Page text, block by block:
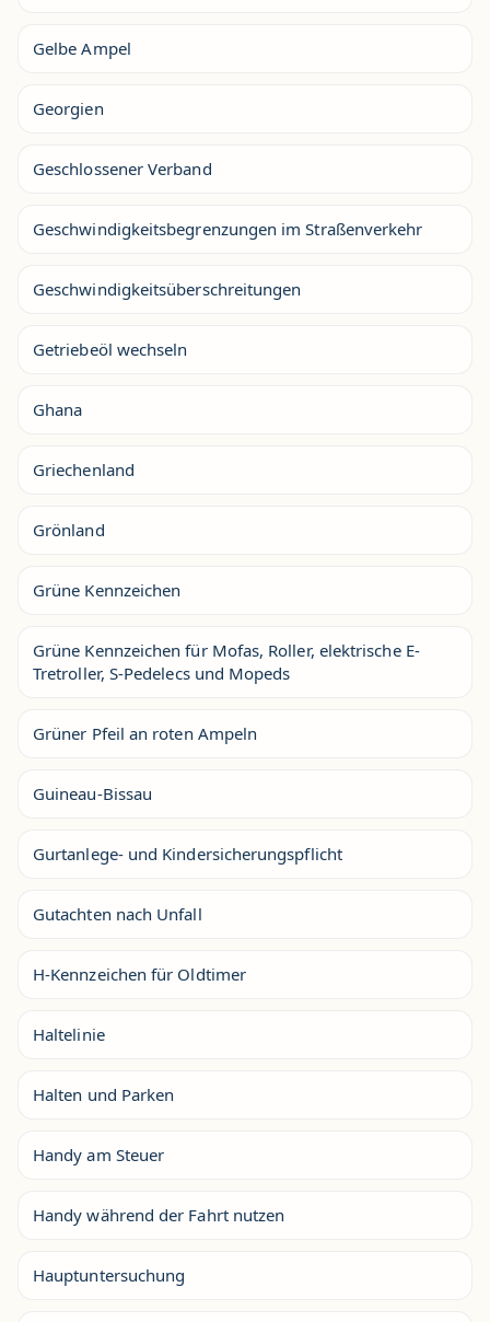
Gelbe Ampel
Georgien
Geschlossener Verband
Geschwindigkeitsbegrenzungen im Straßenverkehr
Geschwindigkeitsüberschreitungen
Getriebeöl wechseln
Ghana
Griechenland
Grönland
Grüne Kennzeichen
Grüne Kennzeichen für Mofas, Roller, elektrische E-
Tretroller, S-Pedelecs und Mopeds
Grüner Pfeil an roten Ampeln
Guineau-Bissau
Gurtanlege- und Kindersicherungspflicht
Gutachten nach Unfall
H-Kennzeichen für Oldtimer
Haltelinie
Halten und Parken
Handy am Steuer
Handy während der Fahrt nutzen
Hauptuntersuchung